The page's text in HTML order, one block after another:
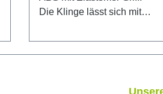
Die Klinge lässt sich mit
ausfahren. Mit
Sicherheitsverriegelung für